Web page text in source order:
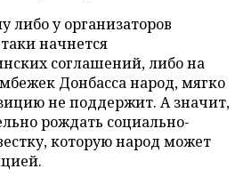
либо у организаторов
таки начнется
соглашений, либо на
Донбасса народ, мягко
не поддержит. А значит,
рождать социально-
которую народ может